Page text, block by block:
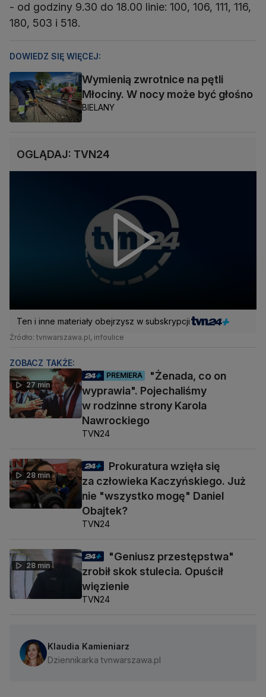
- od godziny 9.30 do 18.00 linie: 100, 106, 111, 116,
180, 503 i 518.
DOWIEDZ SIĘ WIĘCEJ:
Wymienią zwrotnice na pętli
Młociny. W nocy może być głośno
BIELANY
OGLĄDAJ: TVN24
Ten i inne materiały obejrzysz w subskrypcji
Źródło: tvnwarszawa.pl, infoulice
ZOBACZ TAKŻE:
27 min
PREMIERA
"Żenada, co on
wyprawia". Pojechaliśmy
w rodzinne strony Karola
Nawrockiego
TVN24
28 min
Prokuratura wzięła się
za człowieka Kaczyńskiego. Już
nie "wszystko mogę" Daniel
Obajtek?
TVN24
28 min
"Geniusz przestępstwa"
zrobił skok stulecia. Opuścił
więzienie
TVN24
Klaudia Kamieniarz
Dziennikarka tvnwarszawa.pl